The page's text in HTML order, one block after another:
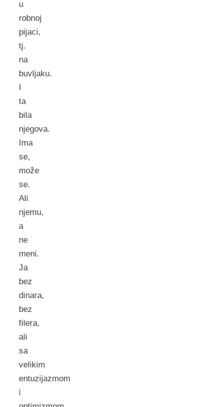
u
robnoj
pijaci,
tj.
na
buvljaku.
I
ta
bila
njegova.
Ima
se,
može
se.
Ali
njemu,
a
ne
meni.
Ja
bez
dinara,
bez
filera,
ali
sa
velikim
entuzijazmom
i